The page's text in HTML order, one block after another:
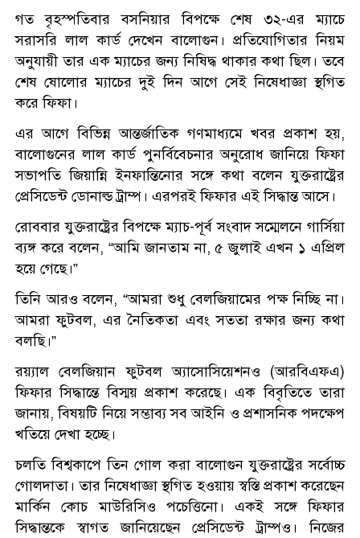
গত বৃহস্পতিবার বসনিয়ার বিপক্ষে শেষ ৩২-এর ম্যাচে
সরাসরি লাল কার্ড দেখেন বালোগুন। প্রতিযোগিতার নিয়ম
অনুযায়ী তার এক ম্যাচের জন্য নিষিদ্ধ থাকার কথা ছিল। তবে
শেষ ষোলোর ম্যাচের দুই দিন আগে সেই নিষেধাজ্ঞা স্থগিত
করে ফিফা।
এর আগে বিভিন্ন আন্তর্জাতিক গণমাধ্যমে খবর প্রকাশ হয়,
বালোগুনের লাল কার্ড পুনর্বিবেচনার অনুরোধ জানিয়ে ফিফা
সভাপতি জিয়ান্নি ইনফান্তিনোর সঙ্গে কথা বলেন যুক্তরাষ্ট্রের
প্রেসিডেন্ট ডোনাল্ড ট্রাম্প। এরপরই ফিফার এই সিদ্ধান্ত আসে।
রোববার যুক্তরাষ্ট্রের বিপক্ষে ম্যাচ-পূর্ব সংবাদ সম্মেলনে গার্সিয়া
ব্যঙ্গ করে বলেন, “আমি জানতাম না, ৫ জুলাই এখন ১ এপ্রিল
হয়ে গেছে।”
তিনি আরও বলেন, “আমরা শুধু বেলজিয়ামের পক্ষ নিচ্ছি না।
আমরা ফুটবল, এর নৈতিকতা এবং সততা রক্ষার জন্য কথা
বলছি।”
রয়্যাল বেলজিয়ান ফুটবল অ্যাসোসিয়েশনও (আরবিএফএ)
ফিফার সিদ্ধান্তে বিস্ময় প্রকাশ করেছে। এক বিবৃতিতে তারা
জানায়, বিষয়টি নিয়ে সম্ভাব্য সব আইনি ও প্রশাসনিক পদক্ষেপ
খতিয়ে দেখা হচ্ছে।
চলতি বিশ্বকাপে তিন গোল করা বালোগুন যুক্তরাষ্ট্রের সর্বোচ্চ
গোলদাতা। তার নিষেধাজ্ঞা স্থগিত হওয়ায় স্বস্তি প্রকাশ করেছেন
মার্কিন কোচ মাউরিসিও পচেত্তিনো। একই সঙ্গে ফিফার
সিদ্ধান্তকে স্বাগত জানিয়েছেন প্রেসিডেন্ট ট্রাম্পও। নিজের